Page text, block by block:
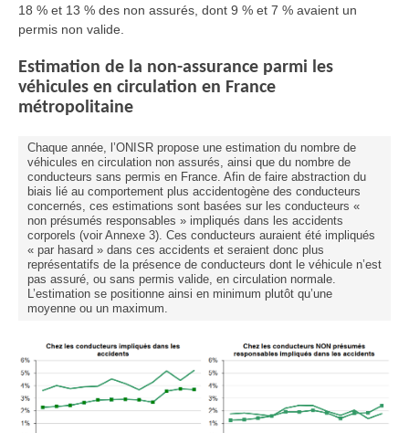
18 % et 13 % des non assurés, dont 9 % et 7 % avaient un
permis non valide.
Estimation de la non-assurance parmi les
véhicules en circulation en France
métropolitaine
Chaque année, l’ONISR propose une estimation du nombre de
véhicules en circulation non assurés, ainsi que du nombre de
conducteurs sans permis en France. Afin de faire abstraction du
biais lié au comportement plus accidentogène des conducteurs
concernés, ces estimations sont basées sur les conducteurs «
non présumés responsables » impliqués dans les accidents
corporels (voir Annexe 3). Ces conducteurs auraient été impliqués
« par hasard » dans ces accidents et seraient donc plus
représentatifs de la présence de conducteurs dont le véhicule n’est
pas assuré, ou sans permis valide, en circulation normale.
L’estimation se positionne ainsi en minimum plutôt qu’une
moyenne ou un maximum.